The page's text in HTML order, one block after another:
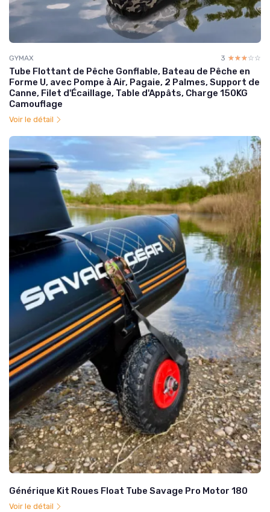
GYMAX 3 ☆☆☆☆☆
★★★★★
Tube Flottant de Pêche Gonflable, Bateau de Pêche en
Forme U, avec Pompe à Air, Pagaie, 2 Palmes, Support de
Canne, Filet d'Écaillage, Table d'Appâts, Charge 150KG
Camouflage
Voir le détail
Générique Kit Roues Float Tube Savage Pro Motor 180
Voir le détail